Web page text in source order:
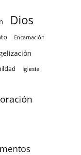
Dios
Encarnación
Iglesia